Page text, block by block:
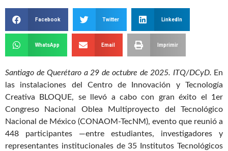
Facebook Twitter LinkedIn
WhatsApp Email Imprimir
Santiago de Querétaro a 29 de octubre de 2025. ITQ/DCyD. En
las instalaciones del Centro de Innovación y Tecnología
Creativa BLOQUE, se llevó a cabo con gran éxito el 1er
Congreso Nacional Oblea Multiproyecto del Tecnológico
Nacional de México (CONAOM-TecNM), evento que reunió a
448 participantes —entre estudiantes, investigadores y
representantes institucionales de 35 Institutos Tecnológicos